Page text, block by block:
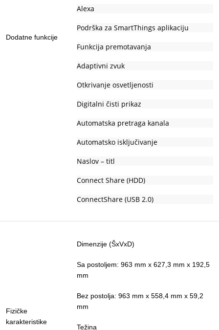
Dodatne funkcije
Alexa
Podrška za SmartThings aplikaciju
Funkcija premotavanja
Adaptivni zvuk
Otkrivanje osvetljenosti
Digitalni čisti prikaz
Automatska pretraga kanala
Automatsko isključivanje
Naslov – titl
Connect Share (HDD)
ConnectShare (USB 2.0)
Fizičke
karakteristike
Dimenzije (ŠxVxD)
Sa postoljem: 963 mm x 627,3 mm x 192,5
mm
Bez postolja: 963 mm x 558,4 mm x 59,2
mm
Težina